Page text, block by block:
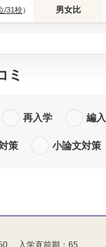
/31校） 男女比
ミ
再入学 編入
策 小論文対策
50 入学直前期：65